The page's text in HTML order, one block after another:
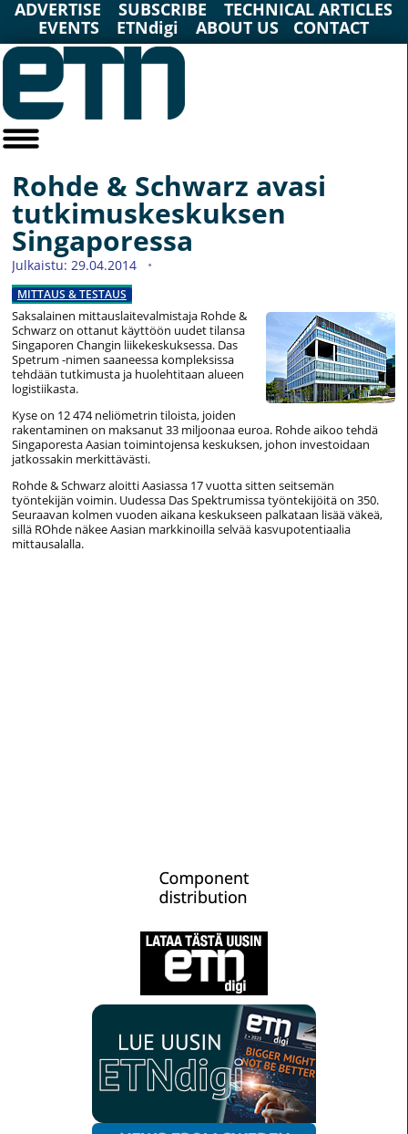
ADVERTISE SUBSCRIBE
TECHNICAL ARTICLES
EVENTS
ETNdigi ABOUT US CONTACT
Rohde & Schwarz avasi
tutkimuskeskuksen
Singaporessa
Julkaistu: 29.04.2014
MITTAUS & TESTAUS
Saksalainen mittauslaitevalmistaja Rohde &
Schwarz on ottanut käyttöön uudet tilansa
Singaporen Changin liikekeskuksessa. Das
Spetrum -nimen saaneessa kompleksissa
tehdään tutkimusta ja huolehtitaan alueen
logistiikasta.
Kyse on 12 474 neliömetrin tiloista, joiden
rakentaminen on maksanut 33 miljoonaa euroa. Rohde aikoo tehdä
Singaporesta Aasian toimintojensa keskuksen, johon investoidaan
jatkossakin merkittävästi.
Rohde & Schwarz aloitti Aasiassa 17 vuotta sitten seitsemän
työntekijän voimin. Uudessa Das Spektrumissa työntekijöitä on 350.
Seuraavan kolmen vuoden aikana keskukseen palkataan lisää väkeä,
sillä ROhde näkee Aasian markkinoilla selvää kasvupotentiaalia
mittausalalla.